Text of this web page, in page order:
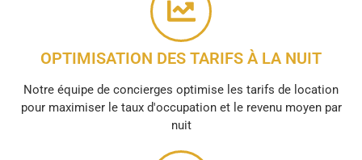
OPTIMISATION DES TARIFS À LA NUIT
Notre équipe de concierges optimise les tarifs de location
pour maximiser le taux d'occupation et le revenu moyen par
nuit